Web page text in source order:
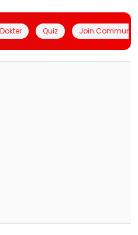
Quiz Join Community